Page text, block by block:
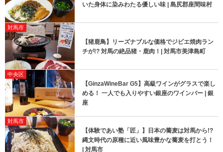
いた身体に染みわたる優しい味 | 島尻郡座間味村
対馬市
【猪鹿鳥】リーズナブルな価格でジビエ焼肉ラン
チが!? 対馬の絶品猪・鹿肉！| 対馬市美津島町
中央区
【GinzaWineBar G5】高級ワインがグラスで楽し
める！ 一人でも入りやすい銀座のワインバー | 銀
座
対馬市
【​体験であい塾「匠」】日本の蕎麦は対馬から!?
縄文時代の原種に近い風味豊かな蕎麦を打とう！
| 対馬市